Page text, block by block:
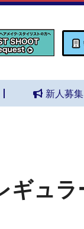
新人募集
ギュ